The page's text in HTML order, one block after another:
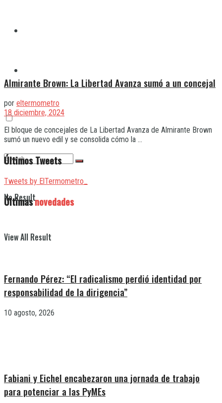
No Result
View All Result
Almirante Brown: La Libertad Avanza sumó a un concejal
por eltermometro
18 diciembre, 2024
El bloque de concejales de La Libertad Avanza de Almirante Brown
sumó un nuevo edil y se consolida cómo la ...
Últimos Tweets
Tweets by ElTermometro_
Últimasnovedades
Fernando Pérez: “El radicalismo perdió identidad por
responsabilidad de la dirigencia”
10 agosto, 2026
Fabiani y Eichel encabezaron una jornada de trabajo
para potenciar a las PyMEs